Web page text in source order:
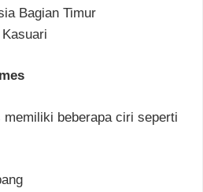
Bagian Timur
beberapa ciri seperti